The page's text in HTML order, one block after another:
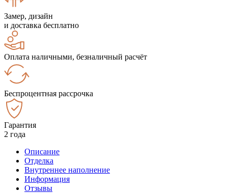
Замер, дизайн
и доставка бесплатно
Оплата наличными, безналичный расчёт
Беспроцентная рассрочка
Гарантия
2 года
Описание
Отделка
Внутреннее наполнение
Информация
Отзывы